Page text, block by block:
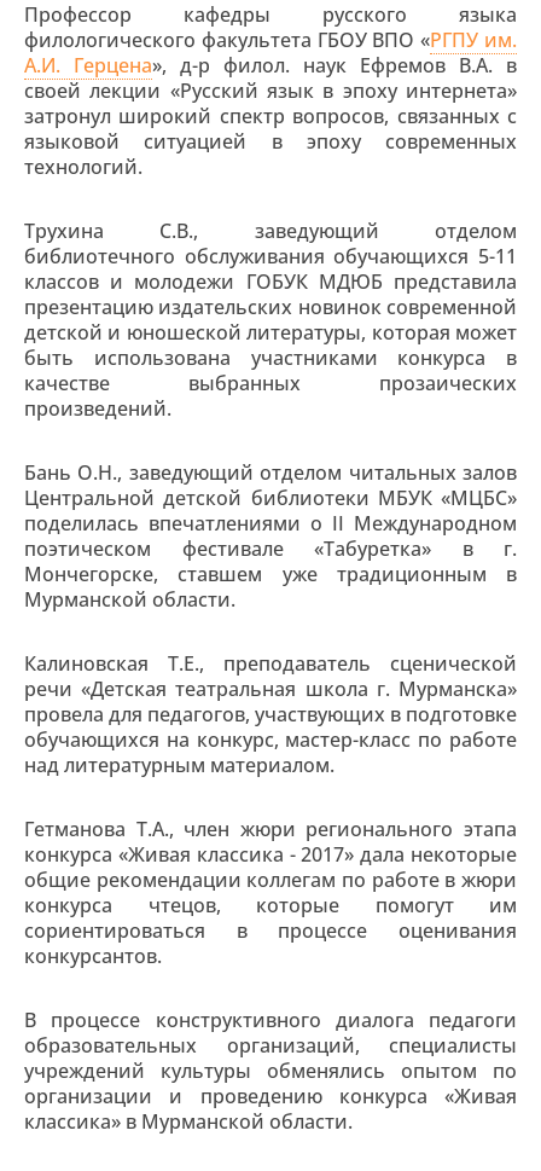
Профессор кафедры русского языка
филологического факультета ГБОУ ВПО «РГПУ им.
А.И. Герцена», д-р филол. наук Ефремов В.А. в
своей лекции «Русский язык в эпоху интернета»
затронул широкий спектр вопросов, связанных с
языковой ситуацией в эпоху современных
технологий.
Трухина С.В., заведующий отделом
библиотечного обслуживания обучающихся 5-11
классов и молодежи ГОБУК МДЮБ представила
презентацию издательских новинок современной
детской и юношеской литературы, которая может
быть использована участниками конкурса в
качестве выбранных прозаических
произведений.
Бань О.Н., заведующий отделом читальных залов
Центральной детской библиотеки МБУК «МЦБС»
поделилась впечатлениями о II Международном
поэтическом фестивале «Табуретка» в г.
Мончегорске, ставшем уже традиционным в
Мурманской области.
Калиновская Т.Е., преподаватель сценической
речи «Детская театральная школа г. Мурманска»
провела для педагогов, участвующих в подготовке
обучающихся на конкурс, мастер-класс по работе
над литературным материалом.
Гетманова Т.А., член жюри регионального этапа
конкурса «Живая классика - 2017» дала некоторые
общие рекомендации коллегам по работе в жюри
конкурса чтецов, которые помогут им
сориентироваться в процессе оценивания
конкурсантов.
В процессе конструктивного диалога педагоги
образовательных организаций, специалисты
учреждений культуры обменялись опытом по
организации и проведению конкурса «Живая
классика» в Мурманской области.